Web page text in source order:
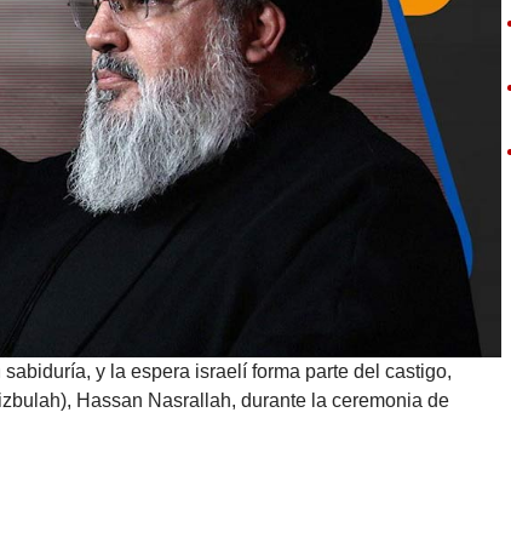
y la espera israelí forma parte del castigo,
Hassan Nasrallah, durante la ceremonia de